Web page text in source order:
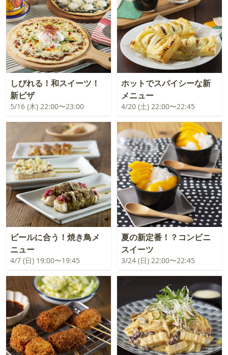
しびれる！和スイーツ！
新ピザ
5/16 (木) 22:00〜23:00
ホットでスパイシーな新
メニュー
4/20 (土) 22:00〜22:45
ビールに合う！焼き鳥メ
ニュー
4/7 (日) 19:00〜19:45
夏の新定番！？コンビニ
スイーツ
3/24 (日) 22:00〜22:45